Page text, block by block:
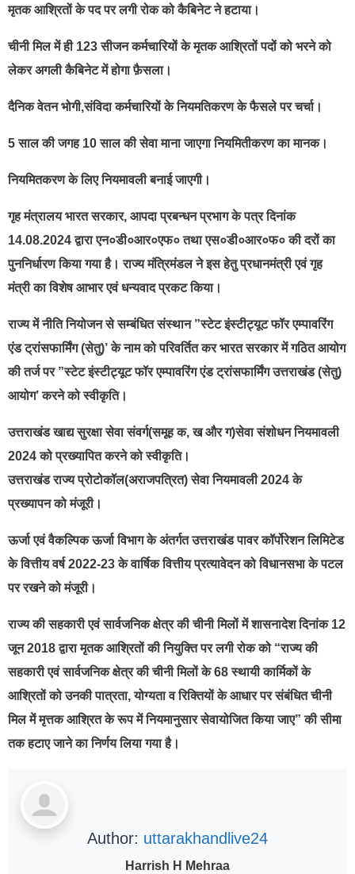
मृतक आश्रितों के पद पर लगी रोक को कैबिनेट ने हटाया।
चीनी मिल में ही 123 सीजन कर्मचारियों के मृतक आश्रितों पदों को भरने को
लेकर अगली कैबिनेट में होगा फ़ैसला।
दैनिक वेतन भोगी,संविदा कर्मचारियों के नियमतिकरण के फैसले पर चर्चा।
5 साल की जगह 10 साल की सेवा माना जाएगा नियमितीकरण का मानक।
नियमितकरण के लिए नियमावली बनाई जाएगी।
गृह मंत्रालय भारत सरकार, आपदा प्रबन्धन प्रभाग के पत्र दिनांक
14.08.2024 द्वारा एन०डी०आर०एफ० तथा एस०डी०आर०फ० की दरों का
पुननिर्धारण किया गया है। राज्य मंत्रिमंडल ने इस हेतु प्रधानमंत्री एवं गृह
मंत्री का विशेष आभार एवं धन्यवाद प्रकट किया।
राज्य में नीति नियोजन से सम्बंधित संस्थान ”स्टेट इंस्टीट्यूट फॉर एम्पावरिंग
एंड ट्रांसफार्मिंग (सेतु)’ के नाम को परिवर्तित कर भारत सरकार में गठित आयोग
की तर्ज पर ”स्टेट इंस्टीट्यूट फॉर एम्पावरिंग एंड ट्रांसफार्मिंग उत्तराखंड (सेतु)
आयोग’ करने को स्वीकृति।
उत्तराखंड खाद्य सुरक्षा सेवा संवर्ग(समूह क, ख और ग)सेवा संशोधन नियमावली
2024 को प्रख्यापित करने को स्वीकृति।
उत्तराखंड राज्य प्रोटोकॉल(अराजपत्रित) सेवा नियमावली 2024 के
प्रख्यापन को मंजूरी।
ऊर्जा एवं वैकल्पिक ऊर्जा विभाग के अंतर्गत उत्तराखंड पावर कॉर्पोरेशन लिमिटेड
के वित्तीय वर्ष 2022-23 के वार्षिक वित्तीय प्रत्यावेदन को विधानसभा के पटल
पर रखने को मंजूरी।
राज्य की सहकारी एवं सार्वजनिक क्षेत्र की चीनी मिलों में शासनादेश दिनांक 12
जून 2018 द्वारा मृतक आश्रितों की नियुक्ति पर लगी रोक को “राज्य की
सहकारी एवं सार्वजनिक क्षेत्र की चीनी मिलों के 68 स्थायी कार्मिकों के
आश्रितों को उनकी पात्रता, योग्यता व रिक्तियों के आधार पर संबंधित चीनी
मिल में मृत्तक आश्रित के रूप में नियमानुसार सेवायोजित किया जाए” की सीमा
तक हटाए जाने का निर्णय लिया गया है।
Author: uttarakhandlive24
Harrish H Mehraa